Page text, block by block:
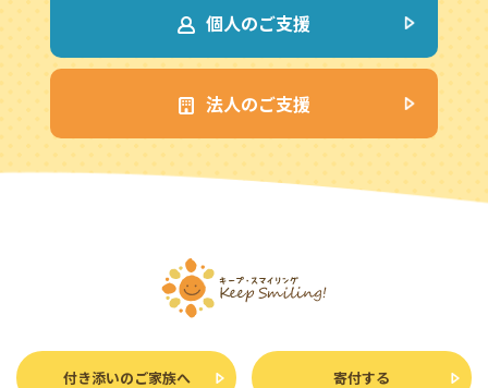
個人のご支援
法人のご支援
付き添いのご家族へ 寄付する